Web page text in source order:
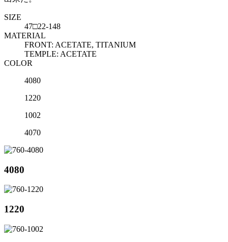
SIZE
47□22-148
MATERIAL
FRONT: ACETATE, TITANIUM
TEMPLE: ACETATE
COLOR
4080
1220
1002
4070
4080
1220